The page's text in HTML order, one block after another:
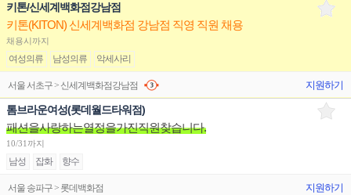
키톤/신세계백화점강남점
키톤(KITON) 신세계백화점 강남점 직영 직원 채용
채용시까지
여성의류 남성의류 악세사리
서울 서초구 > 신세계백화점강남점 지원하기
톰브라운여성(롯데월드타워점)
패션을사랑하는열정을가진직원찾습니다.
10/31까지
남성 잡화 향수
서울 송파구 > 롯데백화점 지원하기